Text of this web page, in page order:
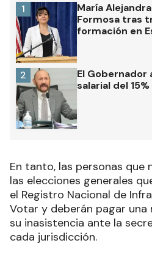
María
Formosa tras
formación en
1
El Gobernador
salarial del
2
En tanto, las personas que
las elecciones generales
el Registro Nacional de
Votar y deberán pagar
su inasistencia ante la
cada jurisdicción.